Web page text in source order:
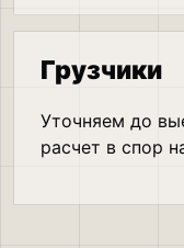
Грузчики
Уточняем до
расчет в спор